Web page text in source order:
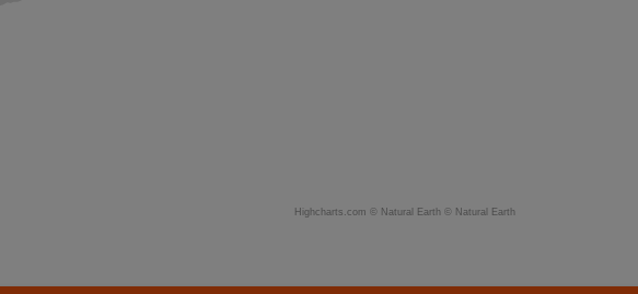
Highcharts.com © Natural Earth © Natural Earth